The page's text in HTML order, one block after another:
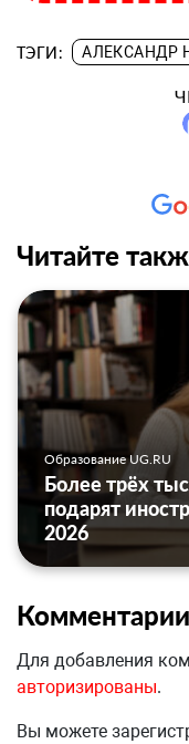
ТЭГИ: АЛЕКСАНДР
Читайте
Образование UG.RU
Более трёх
подарят
2026
Комментарии
Для добавления
авторизированы.
Вы можете